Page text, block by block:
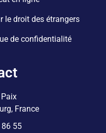
le droit des étrangers
de confidentialité
France
55